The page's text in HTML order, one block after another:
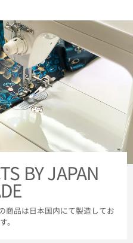
BY JAPAN
商品は日本国内にて製造してお
。